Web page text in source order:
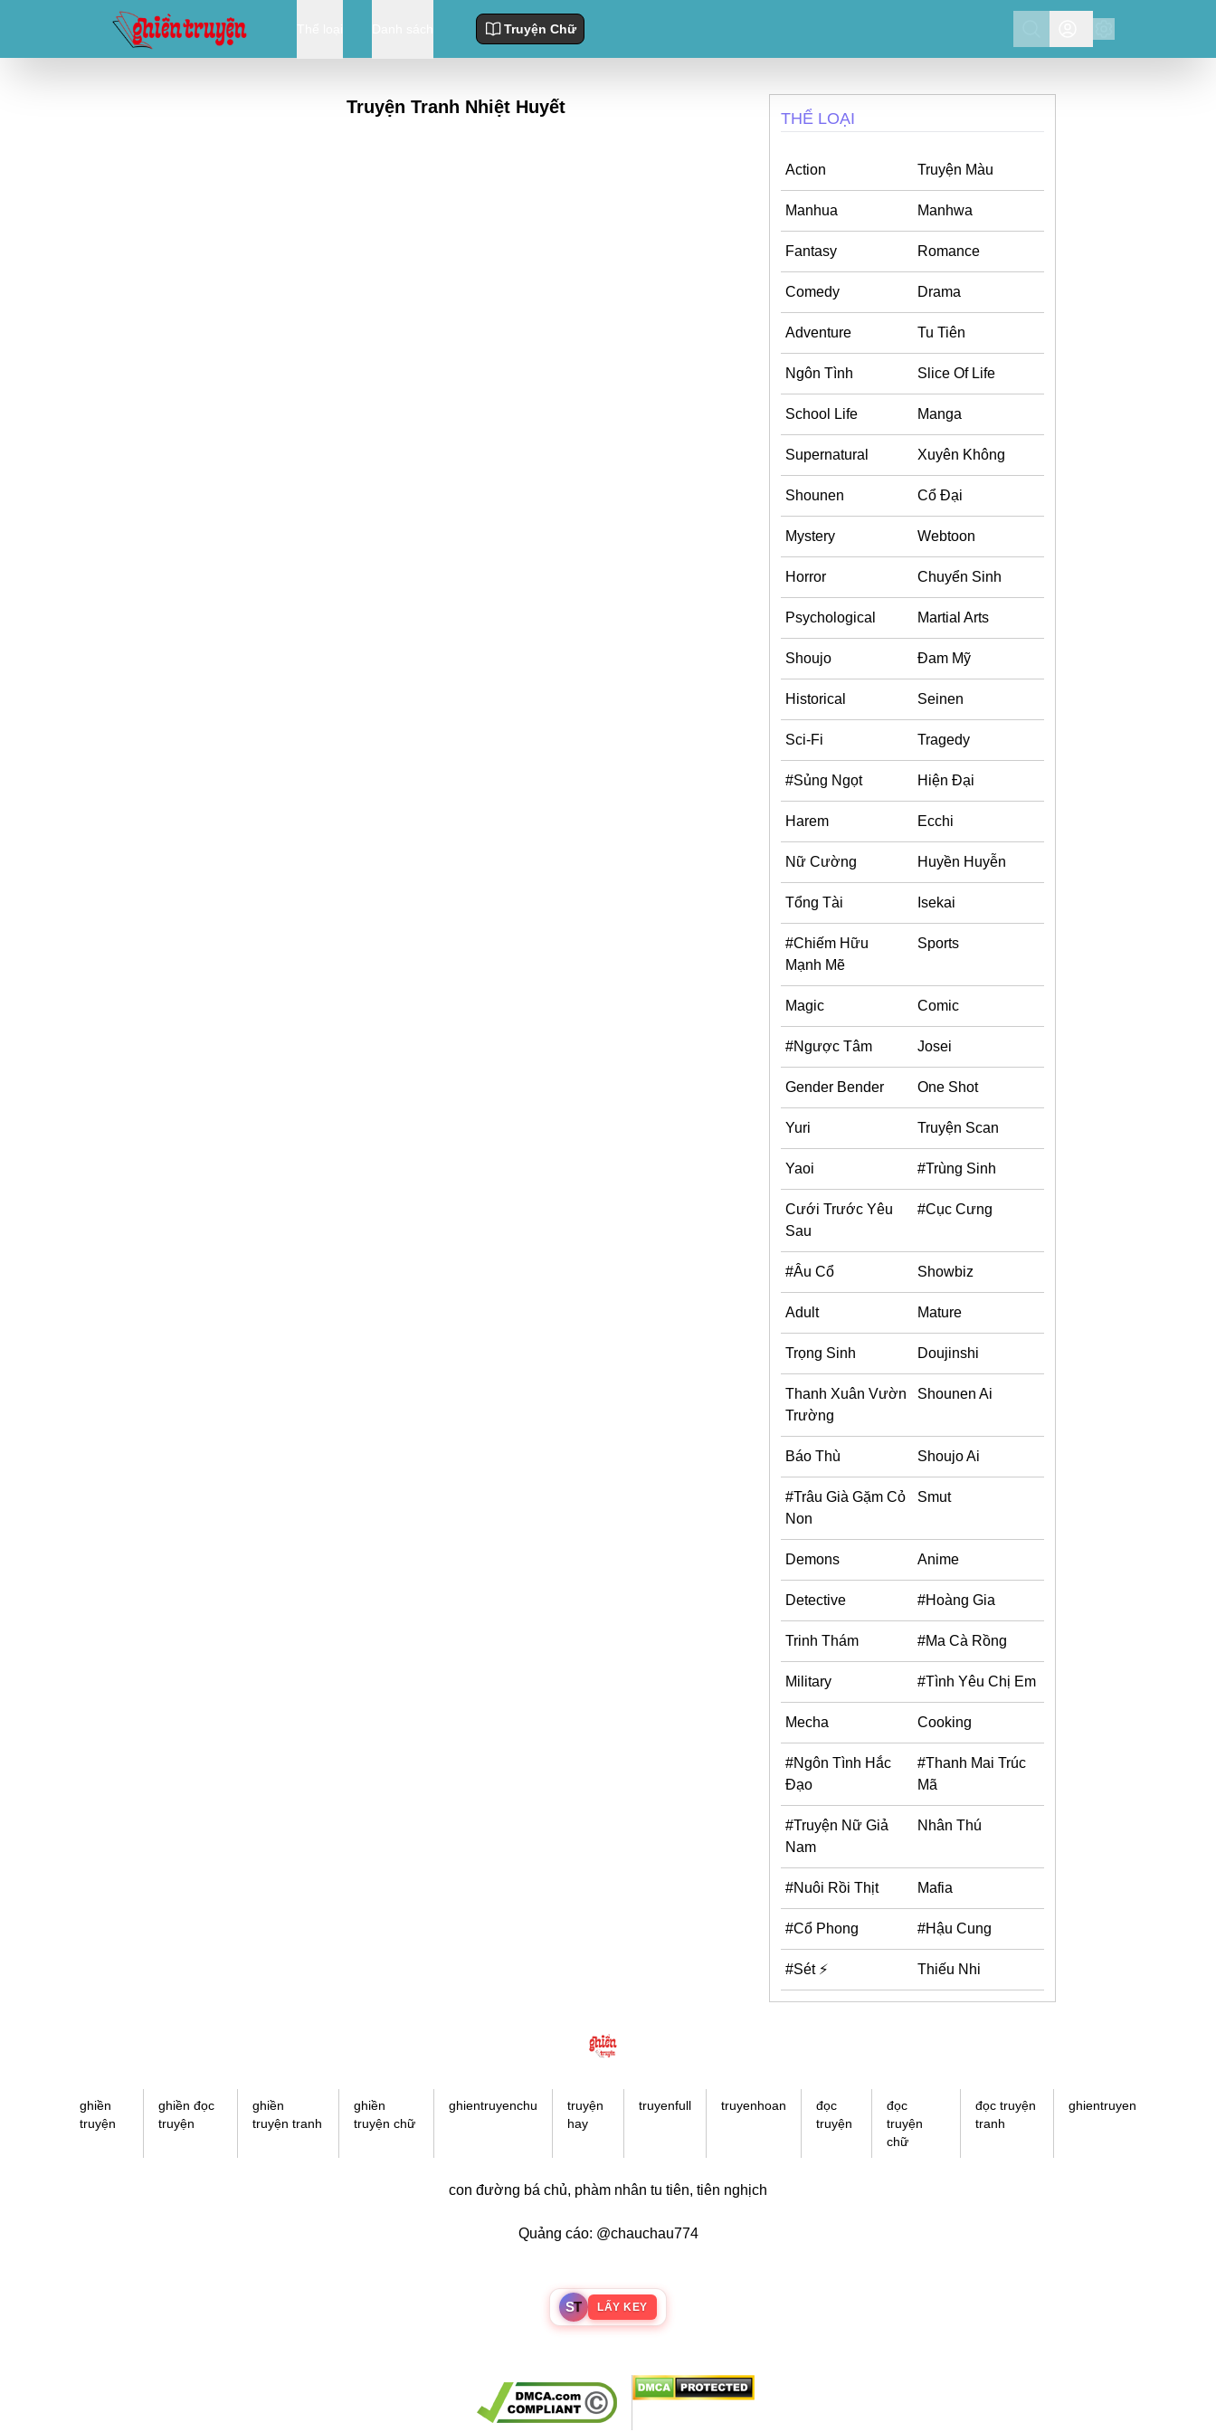
Truyện Chữ
Truyện Tranh Nhiệt Huyết
THỂ LOẠI
Action Truyện Màu
Manhua Manhwa
Fantasy Romance
Comedy Drama
Adventure Tu Tiên
Ngôn Tình Slice Of Life
School Life Manga
Supernatural Xuyên Không
Shounen Cổ Đại
Mystery Webtoon
Horror Chuyển Sinh
Psychological Martial Arts
Shoujo Đam Mỹ
Historical Seinen
Sci-Fi Tragedy
#Sủng Ngọt Hiện Đại
Harem Ecchi
Nữ Cường Huyền Huyễn
Tổng Tài Isekai
#Chiếm Hữu
Mạnh Mẽ
Sports
Magic Comic
#Ngược Tâm Josei
Gender Bender One Shot
Yuri Truyện Scan
Yaoi #Trùng Sinh
Cưới Trước Yêu
Sau
#Cục Cưng
#Âu Cổ Showbiz
Adult Mature
Trọng Sinh Doujinshi
Thanh Xuân Vườn
Trường
Shounen Ai
Báo Thù Shoujo Ai
#Trâu Già Gặm Cỏ
Non
Smut
Demons Anime
Detective #Hoàng Gia
Trinh Thám #Ma Cà Rồng
Military #Tình Yêu Chị Em
Mecha Cooking
#Ngôn Tình Hắc
Đạo
#Thanh Mai Trúc
Mã
#Truyện Nữ Giả
Nam
Nhân Thú
#Nuôi Rồi Thịt Mafia
#Cổ Phong #Hậu Cung
#Sét ⚡ Thiếu Nhi
ghiền
truyện
ghiền đọc
truyện
ghiền
truyện tranh
ghiền
truyện chữ
ghientruyenchu
truyện
hay
truyenfull truyenhoan
đọc
truyện
đọc
truyện
chữ
đọc truyện
tranh
ghientruyen
con đường bá chủ, phàm nhân tu tiên, tiên nghịch
Quảng cáo: @chauchau774
ST LẤY KEY